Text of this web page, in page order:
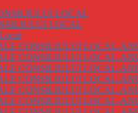
LOCAL
LOCAL
CONSILIULUI LOCAL-
CONSILIULUI LOCAL-
CONSILIULUI LOCAL-
CONSILIULUI LOCAL-
CONSILIULUI LOCAL-
CONSILIULUI LOCAL-